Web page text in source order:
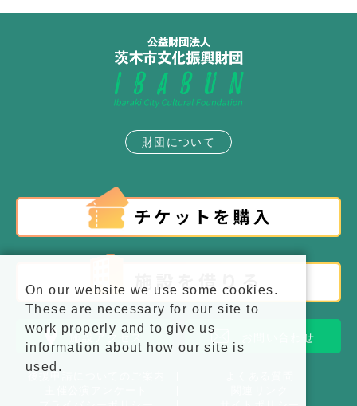
財団について
施設アクセス お問い合わせ
On our website we use some cookies.
These are necessary for our site to
work properly and to give us
information about how our site is
used.